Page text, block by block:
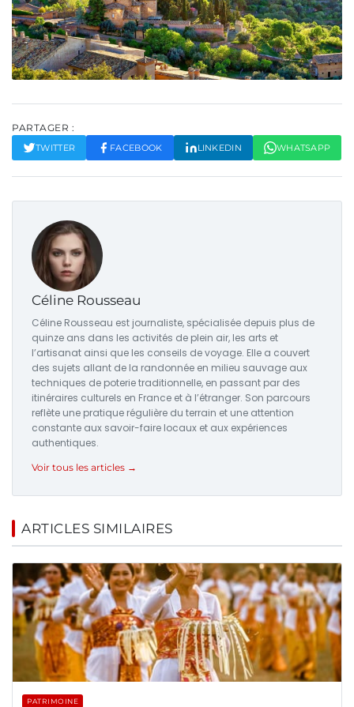
PARTAGER :
TWITTER FACEBOOK LINKEDIN WHATSAPP
Céline Rousseau
Céline Rousseau est journaliste, spécialisée depuis plus de
quinze ans dans les activités de plein air, les arts et
l’artisanat ainsi que les conseils de voyage. Elle a couvert
des sujets allant de la randonnée en milieu sauvage aux
techniques de poterie traditionnelle, en passant par des
itinéraires culturels en France et à l’étranger. Son parcours
reflète une pratique régulière du terrain et une attention
constante aux savoir-faire locaux et aux expériences
authentiques.
Voir tous les articles →
ARTICLES SIMILAIRES
PATRIMOINE